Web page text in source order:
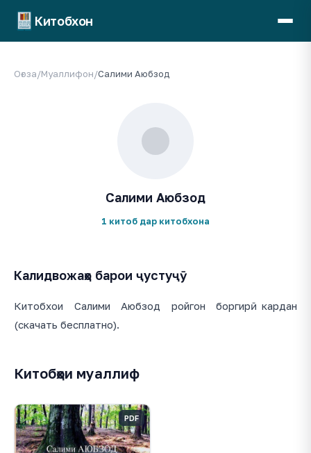
Китобхон
Оғоза/Муаллифон/Салими Аюбзод
Салими Аюбзод
1 китоб дар китобхона
Калидвожаҳо барои ҷустуҷӯ
Китобхои Салими Аюбзод ройгон боргирӣ кардан
(скачать бесплатно).
Китобҳои муаллиф
PDF